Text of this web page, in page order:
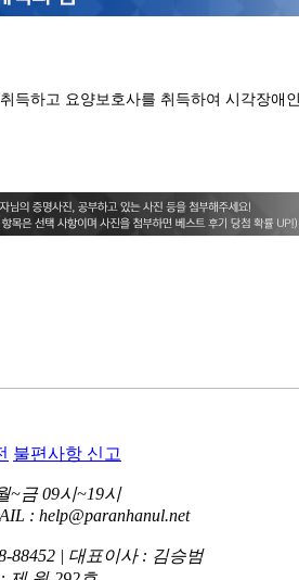
득하고 요양보호사를 취득하여 시각장애
불편사항 신고
~금 09시~19시
: help@paranhanul.net
88452 | 대표이사 : 김승범